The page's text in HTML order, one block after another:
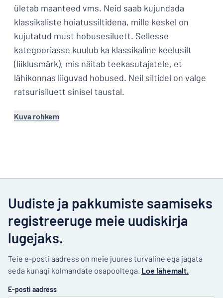
ületab maanteed vms. Neid saab kujundada
klassikaliste hoiatussiltidena, mille keskel on
kujutatud must hobusesiluett. Sellesse
kategooriasse kuulub ka klassikaline keelusilt
(liiklusmärk), mis näitab teekasutajatele, et
lähikonnas liiguvad hobused. Neil siltidel on valge
ratsurisiluett sinisel taustal.
Kuva rohkem
Uudiste ja pakkumiste saamiseks
registreeruge meie uudiskirja
lugejaks.
Teie e-posti aadress on meie juures turvaline ega jagata
seda kunagi kolmandate osapooltega. Loe lähemalt.
E-posti aadress